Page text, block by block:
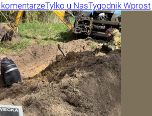
Tylko u NasTygodnik Wprost